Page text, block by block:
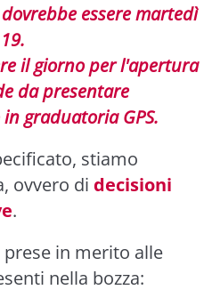
essere martedì
19.
il giorno per l'apertura
da presentare
graduatoria GPS.
stiamo
ovvero di decisioni
.
prese in merito alle
nella bozza: